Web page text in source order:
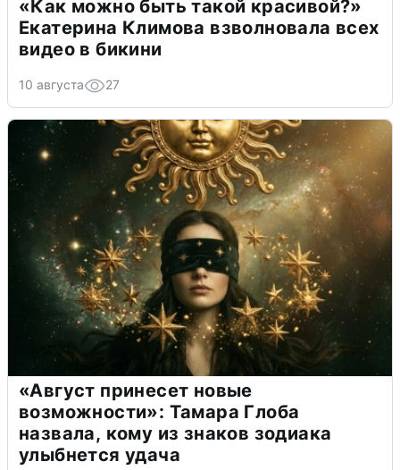
«Как можно быть такой красивой?»
Екатерина Климова взволновала всех
видео в бикини
10 августа 27
«Август принесет новые
возможности»: Тамара Глоба
назвала, кому из знаков зодиака
улыбнется удача